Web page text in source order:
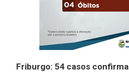
Friburgo: 54 casos